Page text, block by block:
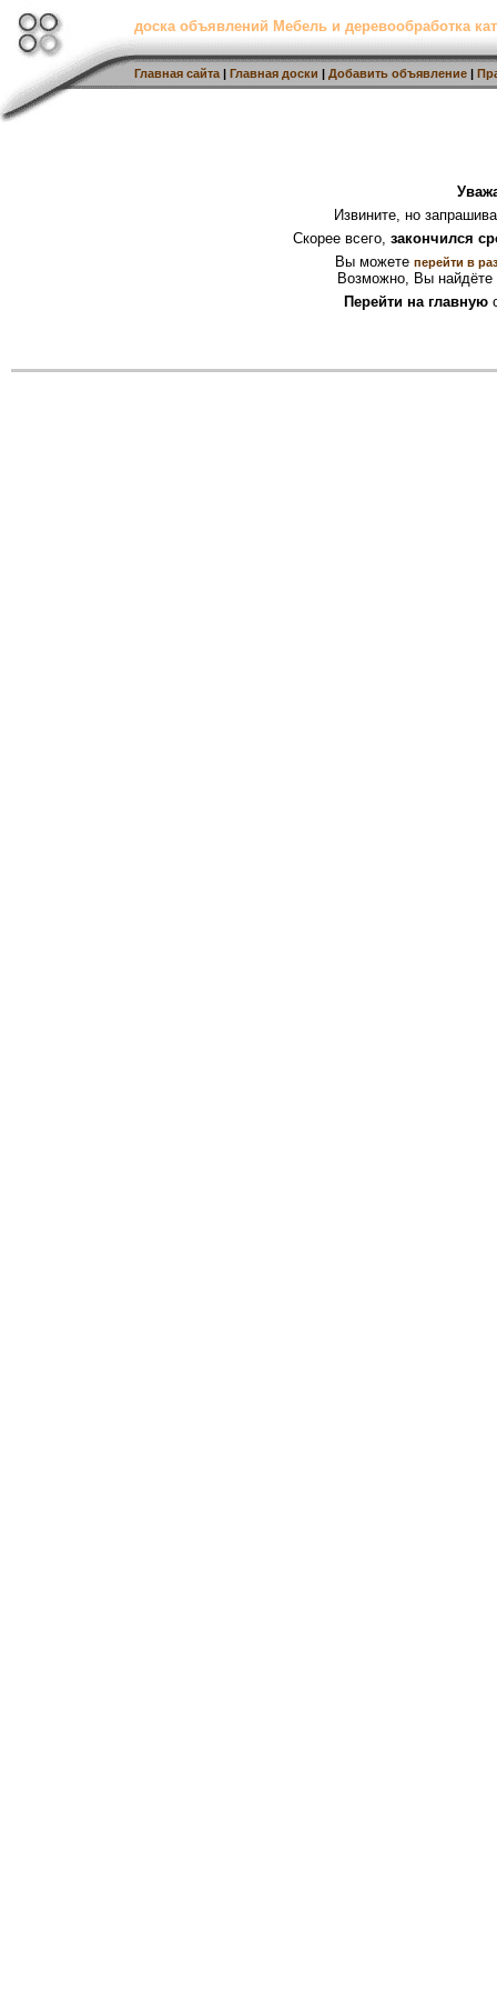
доска объявлений Мебель и деревообработка
Главная сайта | Главная доски | Добавить объявление |
Извините, но
Скорее всего, закончился
Вы можете перейти в
Возможно, Вы найдёте
Перейти на главную